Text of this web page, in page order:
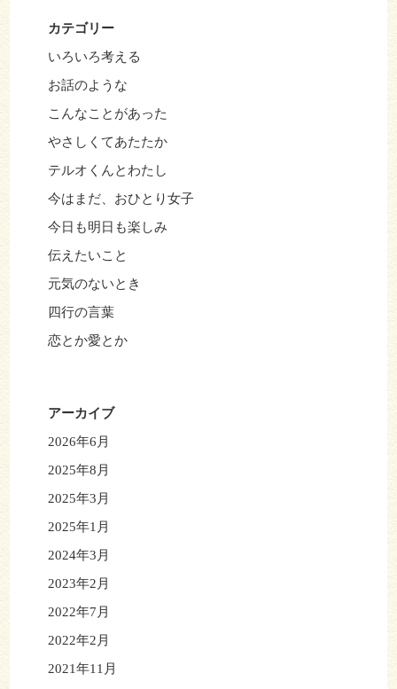
カテゴリー
いろいろ考える
お話のような
こんなことがあった
やさしくてあたたか
テルオくんとわたし
今はまだ、おひとり女子
今日も明日も楽しみ
伝えたいこと
元気のないとき
四行の言葉
恋とか愛とか
アーカイブ
2026年6月
2025年8月
2025年3月
2025年1月
2024年3月
2023年2月
2022年7月
2022年2月
2021年11月